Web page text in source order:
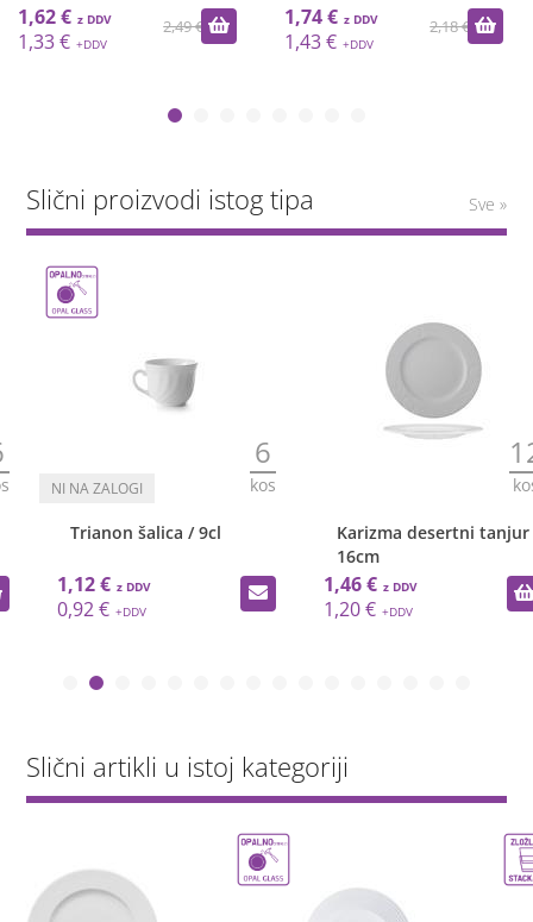
2,49 €
1,62 €
1,33 €
2,18 €
1,74 €
1,43 €
Slični proizvodi istog tipa Sve »
Trianon šalica / 9cl
1,12 €
0,92 €
Karizma desertni tanjur /
16cm
1,46 €
1,20 €
Slični artikli u istoj kategoriji